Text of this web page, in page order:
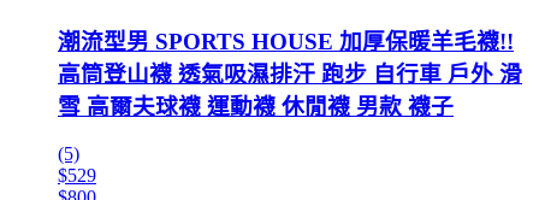
潮流型男 SPORTS HOUSE 加厚保暖羊毛襪!!
高筒登山襪 透氣吸濕排汗 跑步 自行車 戶外 滑
雪 高爾夫球襪 運動襪 休閒襪 男款 襪子
(5)
$529